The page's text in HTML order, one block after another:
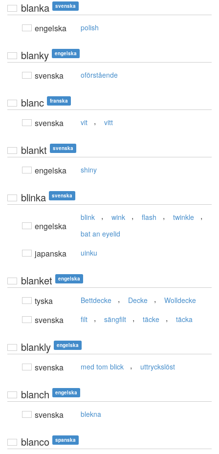
blanka svenska
engelska polish
blanky engelska
svenska oförstående
blanc franska
svenska vit , vitt
blankt svenska
engelska shiny
blinka svenska
engelska
blink , wink , flash , twinkle ,
bat an eyelid
japanska uinku
blanket engelska
tyska Bettdecke , Decke , Wolldecke
svenska filt , sängfilt , täcke , täcka
blankly engelska
svenska med tom blick , uttryckslöst
blanch engelska
svenska blekna
blanco spanska